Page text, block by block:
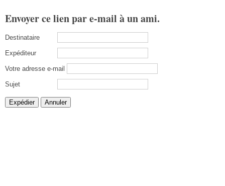
Envoyer ce lien par e-mail à un ami.
Destinataire
Expéditeur
Votre adresse e-mail
Sujet
Expédier Annuler